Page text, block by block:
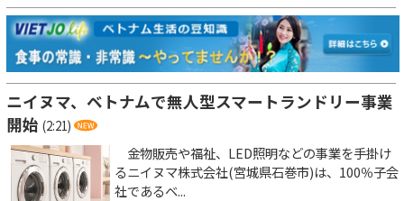
ニイヌマ、ベトナムで無人型スマートランドリー事業
開始 (2:21)
金物販売や福祉、LED照明などの事業を手掛け
るニイヌマ株式会社(宮城県石巻市)は、100％子会
社であるベ...